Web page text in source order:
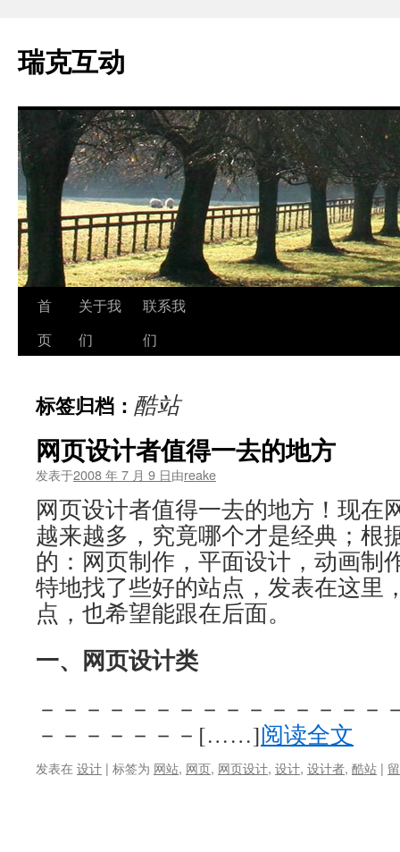
瑞克互动
跳
至
文
首
页
关于我
们
联系我
们
标签归档： 酷站
网页设计者值得一去的地方
发表于2008 年 7 月 9 日由reake
网页设计者值得一去的地方！现在
越来越多，究竟哪个才是经典；根
的：网页制作，平面设计，动画制
特地找了些好的站点，发表在这里
点，也希望能跟在后面。
一、网页设计类
－－－－－－－－－－－－－－－
－－－－－－－[……]阅读全文
发表在 设计 | 标签为 网站, 网页, 网页设计, 设计, 设计者, 酷站 |